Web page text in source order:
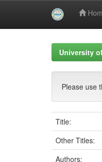
University
Please use
Title:
Other Titles:
Authors: